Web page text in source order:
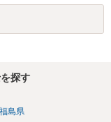
て（ただし理路整然
ュバック」とのこと
診断基準に合致した説
ところです。、もし
ん法律知識も要求さ
しっかりと揃えて、
探す
福島県